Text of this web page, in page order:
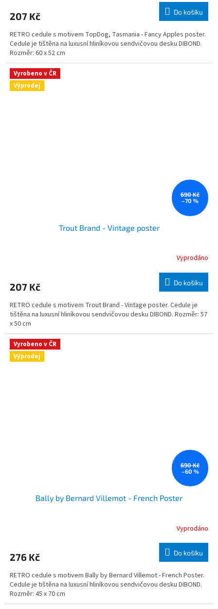
207 Kč Do košíku
RETRO cedule s motivem TopDog, Tasmania - Fancy Apples poster.
Cedule je tištěna na luxusní hliníkovou sendvičovou desku DIBOND.
Rozměr: 60 x 52 cm
Vyrobeno v ČR
Výprodej
690 Kč
–70 %
Trout Brand - Vintage poster
Vyprodáno
207 Kč Do košíku
RETRO cedule s motivem Trout Brand - Vintage poster. Cedule je
tištěna na luxusní hliníkovou sendvičovou desku DIBOND. Rozměr: 57
x 50 cm
Vyrobeno v ČR
Výprodej
690 Kč
–60 %
Bally by Bernard Villemot - French Poster
Vyprodáno
276 Kč Do košíku
RETRO cedule s motivem Bally by Bernard Villemot - French Poster.
Cedule je tištěna na luxusní hliníkovou sendvičovou desku DIBOND.
Rozměr: 45 x 70 cm